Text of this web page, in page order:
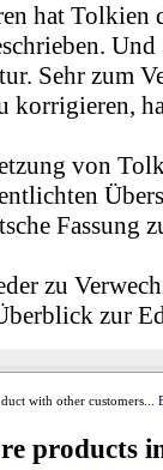
hat
Sehr zum
korrigieren,
von
Fassung
zu
zur
with other customers...
products